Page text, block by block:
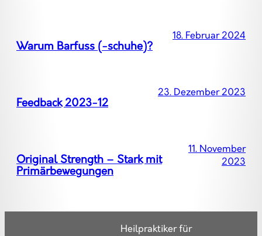
Warum Barfuss (-schuhe)?
18. Februar 2024
Feedback 2023-12
23. Dezember 2023
Original Strength – Stark mit
Primärbewegungen
11. November
2023
Heilpraktiker für